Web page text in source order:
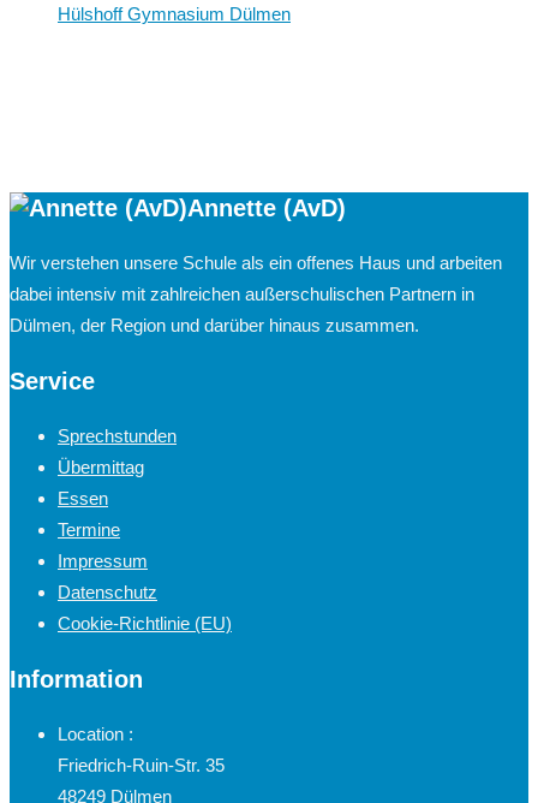
Hülshoff Gymnasium Dülmen
Annette (AvD)
Wir verstehen unsere Schule als ein offenes Haus und arbeiten
dabei intensiv mit zahlreichen außerschulischen Partnern in
Dülmen, der Region und darüber hinaus zusammen.
Service
Sprechstunden
Übermittag
Essen
Termine
Impressum
Datenschutz
Cookie-Richtlinie (EU)
Information
Location :
Friedrich-Ruin-Str. 35
48249 Dülmen